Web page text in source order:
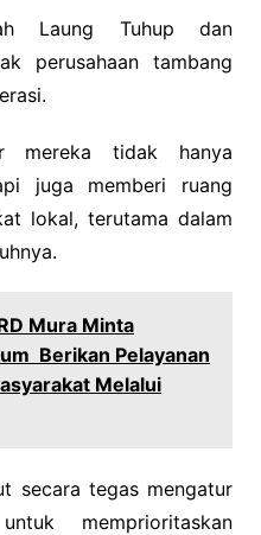
Laung Tuhup dan
perusahaan tambang
mereka tidak hanya
juga memberi ruang
lokal, terutama dalam
Mura Minta
Berikan Pelayanan
Melalui
secara tegas mengatur
memprioritaskan